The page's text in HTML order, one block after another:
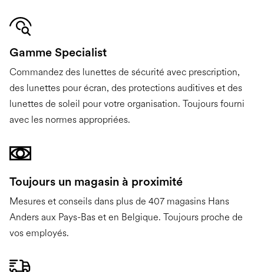
Gamme Specialist
Commandez des lunettes de sécurité avec prescription,
des lunettes pour écran, des protections auditives et des
lunettes de soleil pour votre organisation. Toujours fourni
avec les normes appropriées.
Toujours un magasin à proximité
Mesures et conseils dans plus de 407 magasins Hans
Anders aux Pays-Bas et en Belgique. Toujours proche de
vos employés.